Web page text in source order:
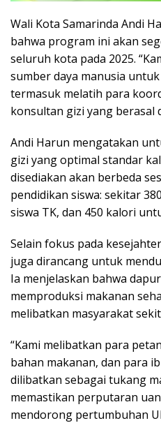
Wali Kota Samarinda Andi
bahwa program ini akan
seluruh kota pada 2025.
sumber daya manusia
termasuk melatih para
konsultan gizi yang berasal
Andi Harun mengatakan
gizi yang optimal standar
disediakan akan berbeda
pendidikan siswa: sekitar
siswa TK, dan 450 kalori
Selain fokus pada
juga dirancang untuk
Ia menjelaskan bahwa
memproduksi makanan
melibatkan masyarakat
“Kami melibatkan para
bahan makanan, dan para
dilibatkan sebagai tukang
memastikan perputaran
mendorong pertumbuhan